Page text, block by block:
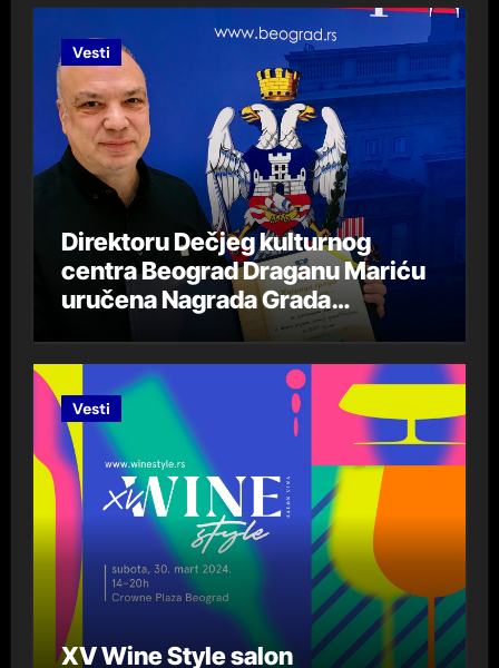
Vesti
Direktoru Dečjeg kulturnog
centra Beograd Draganu Mariću
uručena Nagrada Grada
Beograda „DespotStefan
Lazarević“ za 2023. godinu
Vesti
XV Wine Style salon